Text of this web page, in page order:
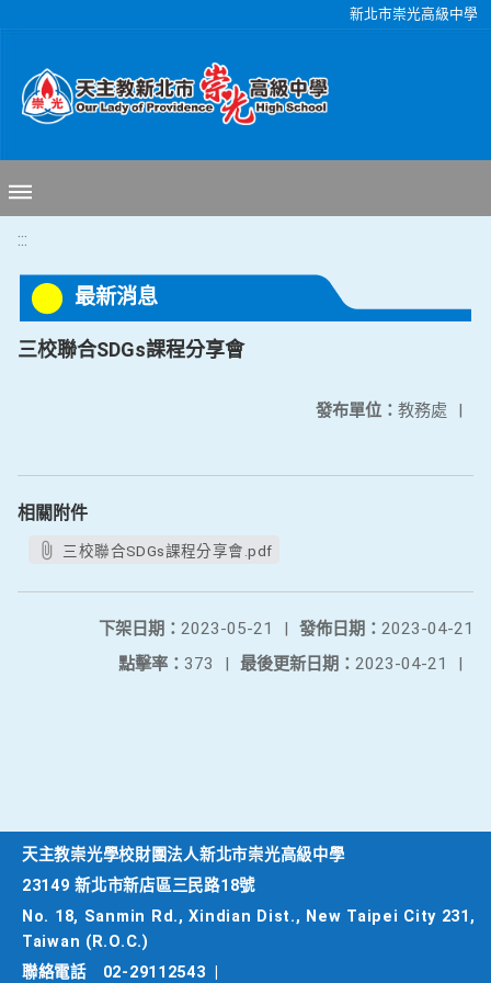
新北市崇光高級中學
:::
最新消息
三校聯合SDGs課程分享會
發布單位： 教務處 |
相關附件
三校聯合SDGs課程分享會.pdf
發佈日期： 2023-04-21
下架日期： 2023-05-21
|
最後更新日期： 2023-04-21 |
點擊率： 373 |
天主教崇光學校財團法人新北市崇光高級中學
23149 新北市新店區三民路18號
No. 18, Sanmin Rd., Xindian Dist., New Taipei City 231,
Taiwan (R.O.C.)
聯絡電話
02-29112543